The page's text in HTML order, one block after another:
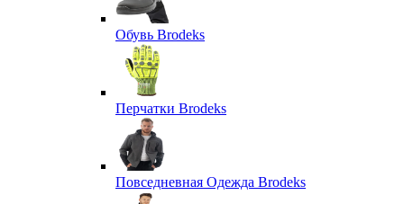
Обувь Brodeks
Перчатки Brodeks
Повседневная Одежда Brodeks